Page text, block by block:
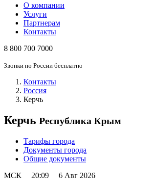
О компании
Услуги
Партнерам
Контакты
8 800 700 7000
Звонки по России бесплатно
Контакты
Россия
Керчь
Керчь Республика Крым
Тарифы города
Документы города
Общие документы
МСК
20:09
6 Авг 2026